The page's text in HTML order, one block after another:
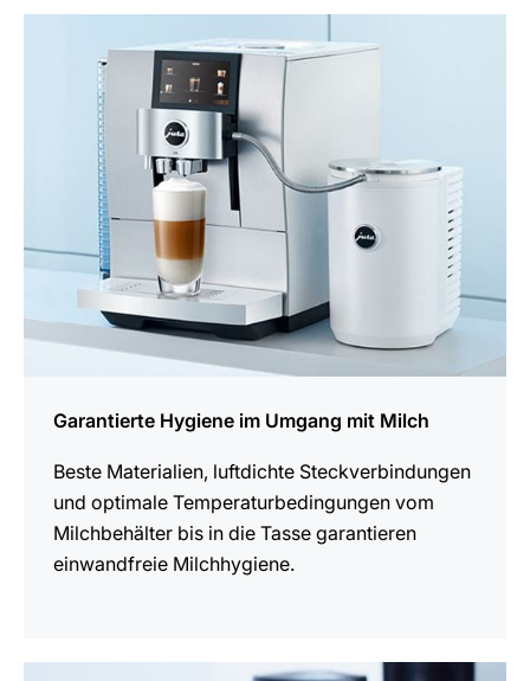
Garantierte Hygiene im Umgang mit Milch
Beste Materialien, luftdichte Steck­verbindungen
und optimale Temperatur­bedingungen vom
Milchbehälter bis in die Tasse garantieren
einwandfreie Milchhygiene.